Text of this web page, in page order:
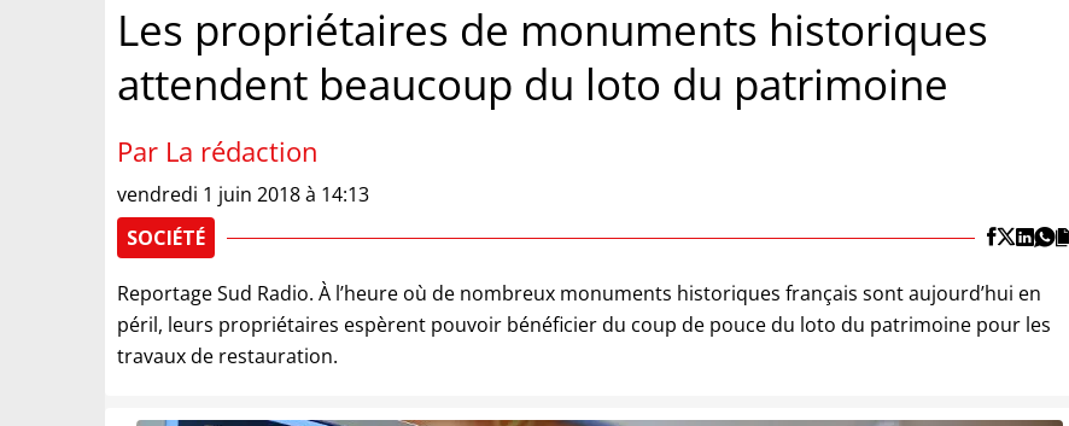
Les propriétaires de monuments historiques
attendent beaucoup du loto du patrimoine
Par La rédaction
vendredi 1 juin 2018 à 14:13
SOCIÉTÉ
Reportage Sud Radio. À l’heure où de nombreux monuments historiques français sont aujourd’hui en
péril, leurs propriétaires espèrent pouvoir bénéficier du coup de pouce du loto du patrimoine pour les
travaux de restauration.